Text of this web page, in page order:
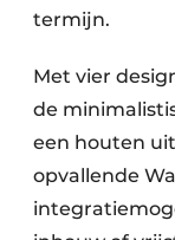
termijn.
Met vier
de
een houten
opvallende